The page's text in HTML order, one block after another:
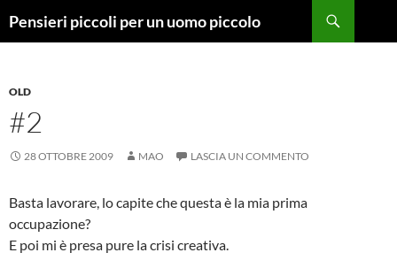
Pensieri piccoli per un uomo piccolo
OLD
#2
28 OTTOBRE 2009 MAO LASCIA UN COMMENTO
Basta lavorare, lo capite che questa è la mia prima
occupazione?
E poi mi è presa pure la crisi creativa.